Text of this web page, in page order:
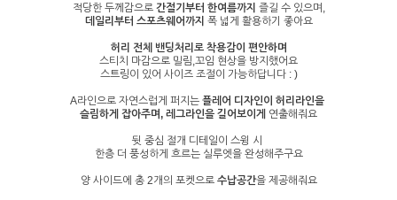
적당한 두께감으로 간절기부터 한여름까지 즐길 수 있으며,
데일리부터 스포츠웨어까지 폭 넓게 활용하기 좋아요
허리 전체 밴딩처리로 착용감이 편안하며
스티치 마감으로 밀림,꼬임 현상을 방지했어요
스트링이 있어 사이즈 조절이 가능하답니다 : )
A라인으로 자연스럽게 퍼지는 플레어 디자인이 허리라인을
슬림하게 잡아주며, 레그라인을 길어보이게 연출해줘요
뒷 중심 절개 디테일이 스윙 시
한층 더 풍성하게 흐르는 실루엣을 완성해주구요
양 사이드에 총 2개의 포켓으로수납공간을 제공해줘요